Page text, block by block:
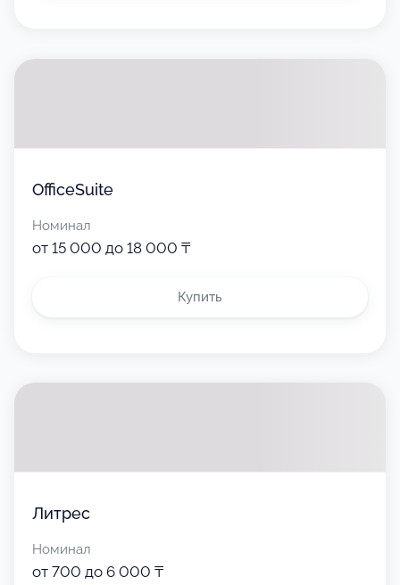
OfficeSuite
Номинал
от 15 000 до 18 000 ₸
Купить
Литрес
Номинал
от 700 до 6 000 ₸